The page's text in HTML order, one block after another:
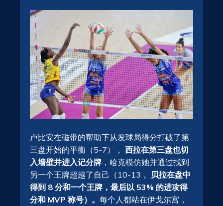
卢比安在磁带的帮助下从发球局得分打破了第
三盘开始的平衡（5-7）， 西拉在第三盘也切
入墙壁并进入记分牌 ，哈克模仿她并通过找到
另一个王牌超越了自己（10-13， 贝拉在盘中
得到 8 分和一个王牌，最后以 53% 的进攻得
分和 MVP 称号）。 每个人都站在伊戈尔宫，